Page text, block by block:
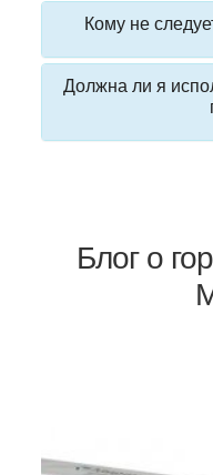
Кому не
Должна ли я
Блог о